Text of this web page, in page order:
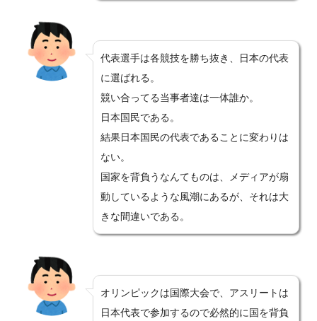
代表選手は各競技を勝ち抜き、日本の代表
に選ばれる。
競い合ってる当事者達は一体誰か。
日本国民である。
結果日本国民の代表であることに変わりは
ない。
国家を背負うなんてものは、メディアが扇
動しているような風潮にあるが、それは大
きな間違いである。
オリンピックは国際大会で、アスリートは
日本代表で参加するので必然的に国を背負